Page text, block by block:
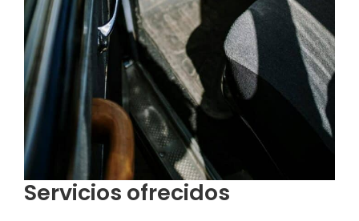
Servicios ofrecidos